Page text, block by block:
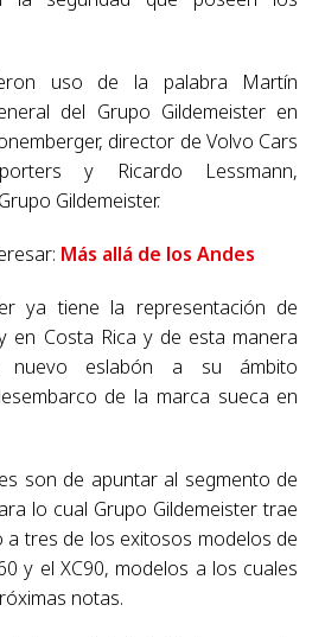
uso de la palabra Martín
del Grupo Gildemeister en
director de Volvo Cars
y Ricardo Lessmann,
Gildemeister.
Más allá de los Andes
ya tiene la representación de
en Costa Rica y de esta manera
nuevo eslabón a su ámbito
de la marca sueca en
son de apuntar al segmento de
lo cual Grupo Gildemeister trae
a tres de los exitosos modelos de
y el XC90, modelos a los cuales
notas.